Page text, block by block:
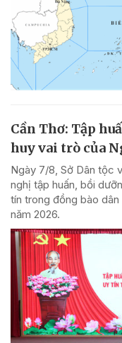
Cần Thơ: Tập
huy vai trò của
Ngày 7/8, Sở Dân tộc
nghị tập huấn, bồi
tín trong đồng bào
năm 2026.